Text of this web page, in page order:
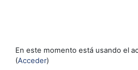
En este momento está usando el
(Acceder)